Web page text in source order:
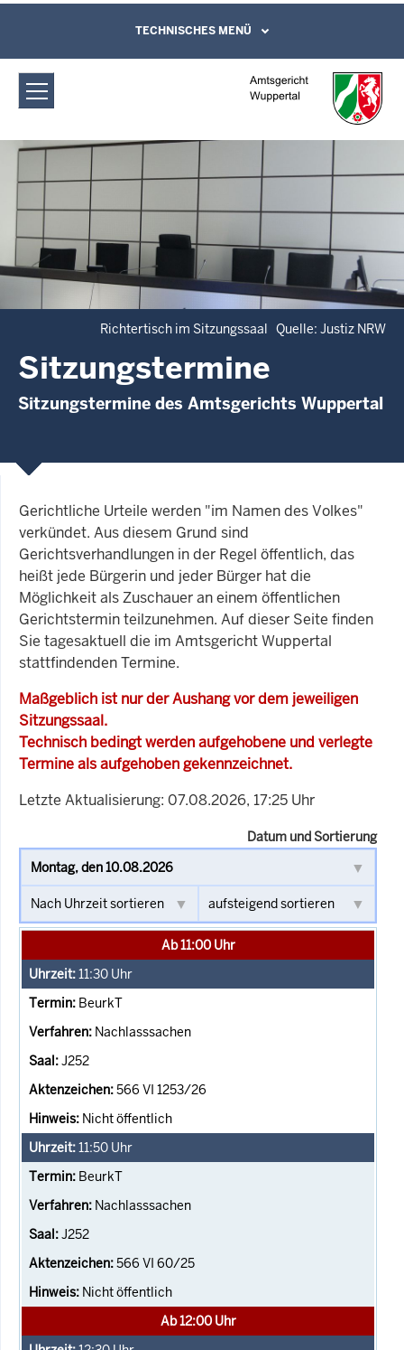
Amtsgericht Wuppertal:
Sitzungstermine
Direkt zum Inhalt
Leichte Sprache, Gebärdensprachenvideo
und Kontaktformular
TECHNISCHES MENÜ
Richtertisch im Sitzungssaal Quelle: Justiz NRW
Sitzungstermine
Sitzungstermine des Amtsgerichts Wuppertal
Gerichtliche Urteile werden "im Namen des Volkes"
verkündet. Aus diesem Grund sind
Gerichtsverhandlungen in der Regel öffentlich, das
heißt jede Bürgerin und jeder Bürger hat die
Möglichkeit als Zuschauer an einem öffentlichen
Gerichtstermin teilzunehmen. Auf dieser Seite finden
Sie tagesaktuell die im Amtsgericht Wuppertal
stattfindenden Termine.
Maßgeblich ist nur der Aushang vor dem jeweiligen
Sitzungssaal.
Technisch bedingt werden aufgehobene und verlegte
Termine als aufgehoben gekennzeichnet.
Letzte Aktualisierung: 07.08.2026, 17:25 Uhr
Datum und Sortierung
Ab 11:00 Uhr
11:30 Uhr
BeurkT
Nachlasssachen
J252
566 VI 1253/26
Nicht öffentlich
11:50 Uhr
BeurkT
Nachlasssachen
J252
566 VI 60/25
Nicht öffentlich
Ab 12:00 Uhr